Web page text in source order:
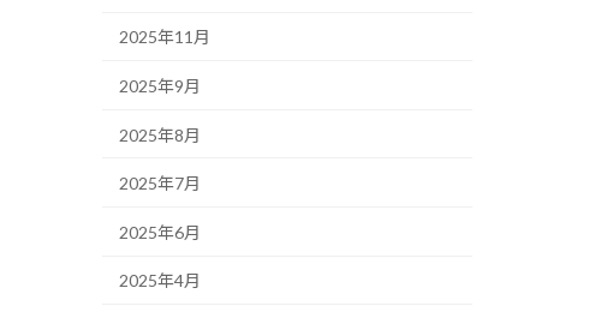
2025年11月
2025年9月
2025年8月
2025年7月
2025年6月
2025年4月